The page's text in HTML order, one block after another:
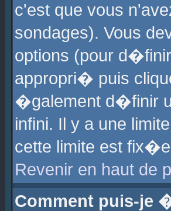
c'est que vous
sondages). Vous
options (pour
appropri� puis
�galement d�finir
infini. Il y a une
cette limite est
Revenir en haut de
Comment puis-je